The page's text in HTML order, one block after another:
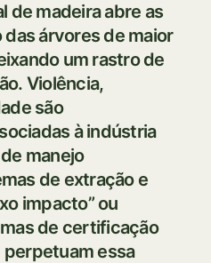
de madeira abre as
árvores de maior
um rastro de
Violência,
são
à indústria
manejo
de extração e
impacto” ou
de certificação
essa